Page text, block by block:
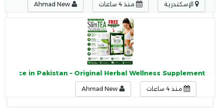
الإسكندرية منذ 4 ساعات
Price in Pakistan – Original Herbal Wellness Supplement
منذ 4 ساعات